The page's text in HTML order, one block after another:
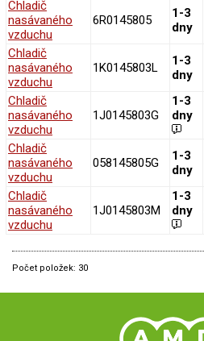
Chladič
nasávaného
vzduchu
6R0145805
1-3
dny
Chladič
nasávaného
vzduchu
1K0145803L
1-3
dny
Chladič
nasávaného
vzduchu
1J0145803G
1-3
dny
Chladič
nasávaného
vzduchu
058145805G
1-3
dny
Chladič
nasávaného
vzduchu
1J0145803M
1-3
dny
Počet položek: 30